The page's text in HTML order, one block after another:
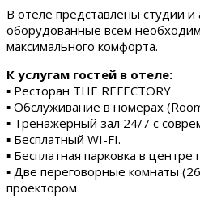
В отеле представлены студии и
оборудованные всем
максимального комфорта.
К услугам гостей в отеле:
▪ Ресторан THE REFECTORY
▪ Обслуживание в номерах
▪ Тренажерный зал 24/7 с
▪ Бесплатный WI-FI.
▪ Бесплатная парковка в центре
▪ Две переговорные комнаты
проектором